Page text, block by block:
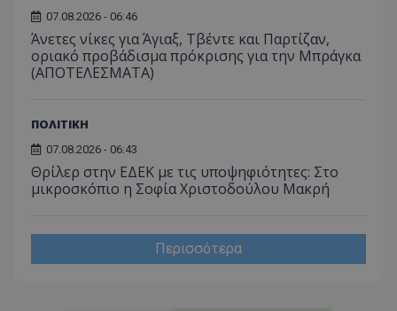
07.08.2026 - 06:46
Άνετες νίκες για Άγιαξ, Τβέντε και Παρτίζαν,
οριακό προβάδισμα πρόκρισης για την Μπράγκα
(ΑΠΟΤΕΛΕΣΜΑΤΑ)
ΠΟΛΙΤΙΚΗ
07.08.2026 - 06:43
Θρίλερ στην ΕΔΕΚ με τις υποψηφιότητες: Στο
μικροσκόπιο η Σοφία Χριστοδούλου Μακρή
Περισσότερα